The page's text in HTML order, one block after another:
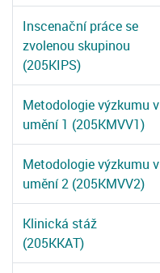
Inscenační práce se
zvolenou skupinou
(205KIPS)
Metodologie výzkumu v
umění 1 (205KMVV1)
Metodologie výzkumu v
umění 2 (205KMVV2)
Klinická stáž
(205KKAT)